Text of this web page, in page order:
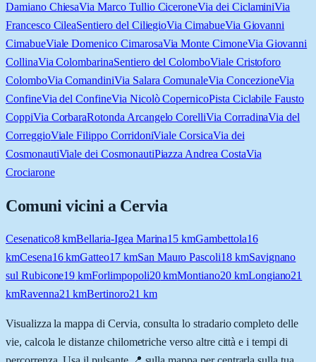
Damiano ChiesaVia Marco Tullio CiceroneVia dei CiclaminiVia
Francesco CileaSentiero del CiliegioVia CimabueVia Giovanni
CimabueViale Domenico CimarosaVia Monte CimoneVia Giovanni
CollinaVia ColombarinaSentiero del ColomboViale Cristoforo
ColomboVia ComandiniVia Salara ComunaleVia ConcezioneVia
ConfineVia del ConfineVia Nicolò CopernicoPista Ciclabile Fausto
CoppiVia CorbaraRotonda Arcangelo CorelliVia CorradinaVia del
CorreggioViale Filippo CorridoniViale CorsicaVia dei
CosmonautiViale dei CosmonautiPiazza Andrea CostaVia
Crociarone
Comuni vicini a Cervia
Cesenatico8kmBellaria-Igea Marina15 kmGambettola16
kmCesena16kmGatteo17 kmSan Mauro Pascoli18kmSavignano
sul Rubicone19 kmForlimpopoli20kmMontiano20kmLongiano21
kmRavenna21 kmBertinoro21 km
Visualizza la mappa di Cervia, consulta lo stradario completo delle
vie, calcola le distanze chilometriche verso altre città e i tempi di